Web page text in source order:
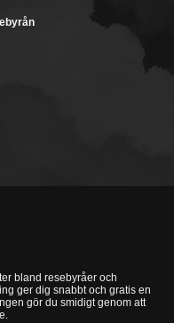
bland resebyråer och
ger dig snabbt och gratis en
gör du smidigt genom att